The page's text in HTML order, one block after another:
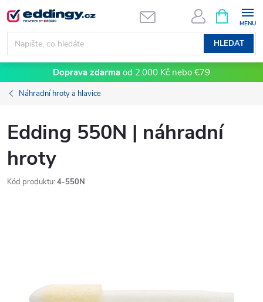
Přejít
na
obsah
HLEDAT
NÁKUPNÍ
KOŠÍK
Doprava zdarma od 2.000 Kč nebo €79
Náhradní hroty a hlavice
Edding 550N | náhradní
hroty
Kód produktu: 4-550N